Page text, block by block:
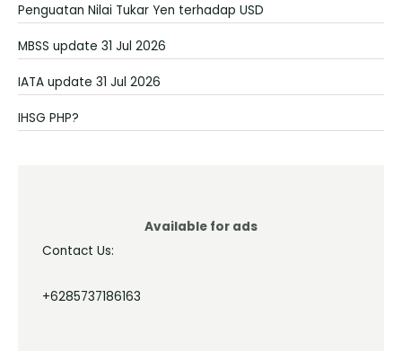
Penguatan Nilai Tukar Yen terhadap USD
MBSS update 31 Jul 2026
IATA update 31 Jul 2026
IHSG PHP?
Available for ads
Contact Us:
+6285737186163